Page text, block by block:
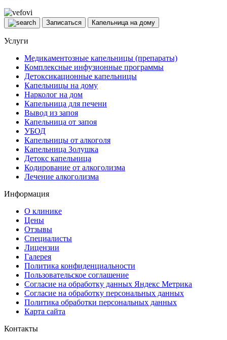
Записаться Капельница на дому
Услуги
Медикаментозные капельницы (препараты)
Комплексные инфузионные программы
Детоксикационные капельницы
Капельницы на дому
Нарколог на дом
Капельница для печени
Вывод из запоя
Капельница от запоя
УБОД
Капельницы от алкоголя
Капельница Золушка
Детокс капельница
Кодирование от алкоголизма
Лечение алкоголизма
Информация
О клинике
Цены
Отзывы
Специалисты
Лицензии
Галерея
Политика конфиденциальности
Пользовательское соглашение
Согласие на обработку данных Яндекс Метрика
Согласие на обработку персональных данных
Политика обработки персональных данных
Карта сайта
Контакты